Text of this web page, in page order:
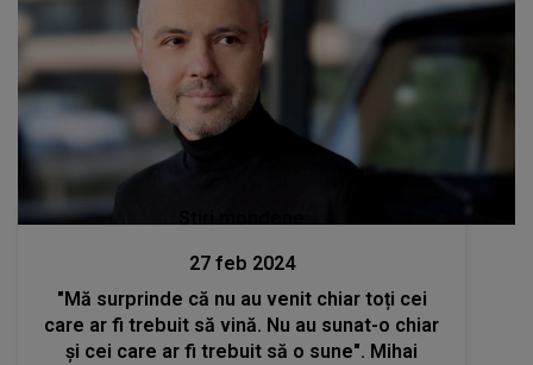
27 feb 2024
"Mă surprinde că nu au venit chiar toți cei
care ar fi trebuit să vină. Nu au sunat-o chiar
și cei care ar fi trebuit să o sune". Mihai